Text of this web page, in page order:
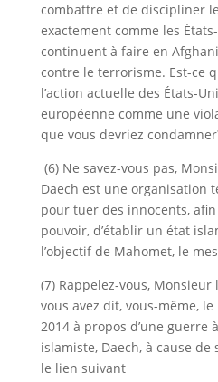
combattre et de discipliner
exactement comme les
continuent à faire en
contre le terrorisme. Est-ce
l’action actuelle des États-
européenne comme une
que vous devriez
(6) Ne savez-vous pas,
Daech est une organisation
pour tuer des innocents, afin
pouvoir, d’établir un état
l’objectif de Mahomet, le
(7) Rappelez-vous, Monsieur
vous avez dit, vous-même,
2014 à propos d’une guerre
islamiste, Daech, à cause
le lien suivant